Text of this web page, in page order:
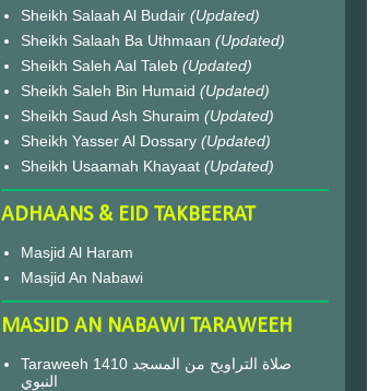
Sheikh Salaah Al Budair (Updated)
Sheikh Salaah Ba Uthmaan (Updated)
Sheikh Saleh Aal Taleb (Updated)
Sheikh Saleh Bin Humaid (Updated)
Sheikh Saud Ash Shuraim (Updated)
Sheikh Yasser Al Dossary (Updated)
Sheikh Usaamah Khayaat (Updated)
ADHAANS & EID TAKBEERAT
Masjid Al Haram
Masjid An Nabawi
MASJID AN NABAWI TARAWEEH
Taraweeh 1410 صلاة التراويح من المسجد
النبوي